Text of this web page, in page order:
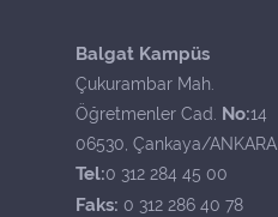
Balgat Kampüs
Çukurambar Mah.
Öğretmenler Cad. No:14
06530, Çankaya/ANKARA
Tel:0 312 284 45 00
Faks: 0 312 286 40 78